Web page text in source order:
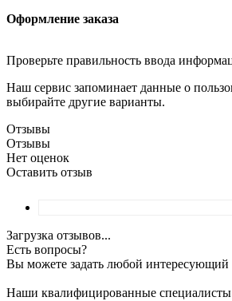
Оформление заказа
Проверьте правильность ввода
Наш сервис запоминает данные о
выбирайте другие варианты.
Отзывы
Отзывы
Нет оценок
Оставить отзыв
Загрузка отзывов...
Есть вопросы?
Вы можете задать любой интересующий
Наши квалифицированные специалисты